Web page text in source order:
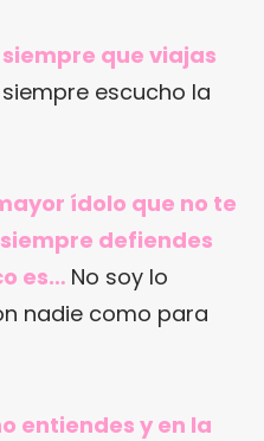
que viajas
escucho la
ídolo que no te
defiendes
es… No soy lo
nadie como para
entiendes y en la